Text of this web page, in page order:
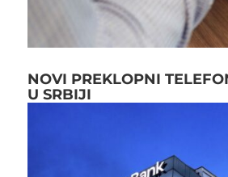
NOVI PREKLOPNI
U SRBIJI